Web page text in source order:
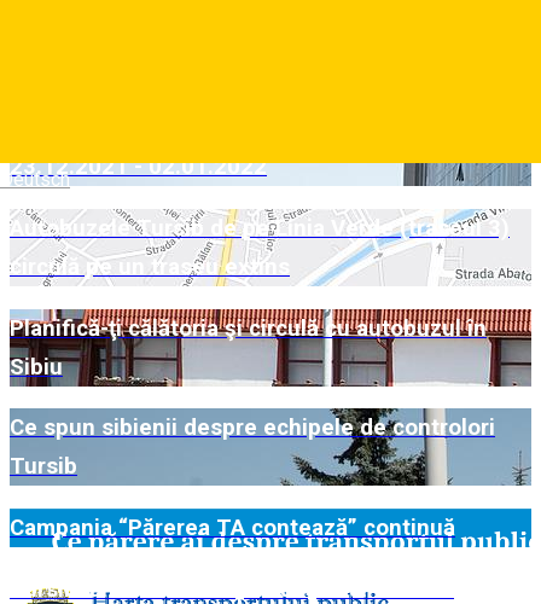
Deutsch
23.12.2021 - 02.01.2022
Autobuzele Tursib de pe Linia Verde (traseul 3)
circulă pe un traseu extins
Planifică-ţi călătoria şi circulă cu autobuzul în
Sibiu
Ce spun sibienii despre echipele de controlori
Tursib
Campania “Părerea TA contează” continuă
Tursib lansează transportul şcolar în Sibiu